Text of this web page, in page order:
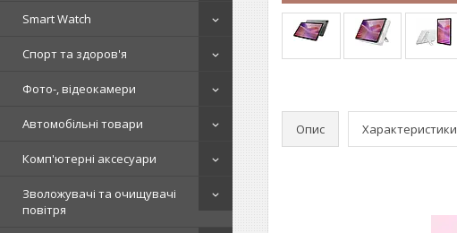
Smart Watch
Спорт та здоров'я
Фото-, відеокамери
Автомобільні товари
Комп'ютерні аксесуари
Зволожувачі та очищувачі
повітря
Опис Характеристики